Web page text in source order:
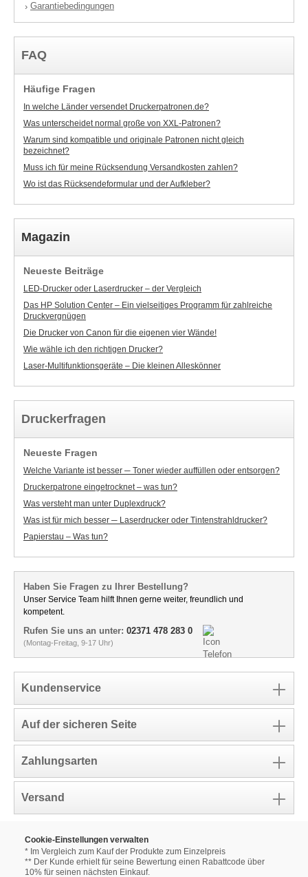
› Garantiebedingungen
FAQ
Häufige Fragen
In welche Länder versendet Druckerpatronen.de?
Was unterscheidet normal große von XXL-Patronen?
Warum sind kompatible und originale Patronen nicht gleich
bezeichnet?
Muss ich für meine Rücksendung Versandkosten zahlen?
Wo ist das Rücksendeformular und der Aufkleber?
Magazin
Neueste Beiträge
LED-Drucker oder Laserdrucker – der Vergleich
Das HP Solution Center – Ein vielseitiges Programm für zahlreiche
Druckvergnügen
Die Drucker von Canon für die eigenen vier Wände!
Wie wähle ich den richtigen Drucker?
Laser-Multifunktionsgeräte – Die kleinen Alleskönner
Druckerfragen
Neueste Fragen
Welche Variante ist besser ─ Toner wieder auffüllen oder entsorgen?
Druckerpatrone eingetrocknet – was tun?
Was versteht man unter Duplexdruck?
Was ist für mich besser ─ Laserdrucker oder Tintenstrahldrucker?
Papierstau – Was tun?
Haben Sie Fragen zu Ihrer Bestellung?
Unser Service Team hilft Ihnen gerne weiter, freundlich und
kompetent.
Rufen Sie uns an unter: 02371 478 283 0
(Montag-Freitag, 9-17 Uhr)
Kundenservice
Auf der sicheren Seite
Zahlungsarten
Versand
Cookie-Einstellungen verwalten
* Im Vergleich zum Kauf der Produkte zum Einzelpreis
** Der Kunde erhielt für seine Bewertung einen Rabattcode über
10% für seinen nächsten Einkauf.